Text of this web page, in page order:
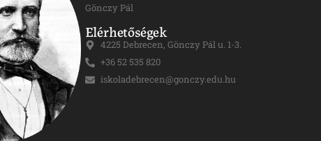
Gönczy Pál
Elérhetőségek
4225 Debrecen, Gönczy Pál u. 1-3.
+36 52 535 820
iskoladebrecen@gonczy.edu.hu